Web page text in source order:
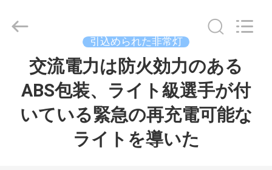
Hangzhou
引込められた非常灯
交流電力は防火効力のある
ABS包装、ライト級選手が付
いている緊急の再充電可能な
ライトを導いた